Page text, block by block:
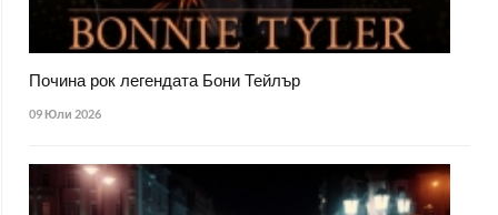
Почина рок легендата Бони Тейлър
09 Юли 2026